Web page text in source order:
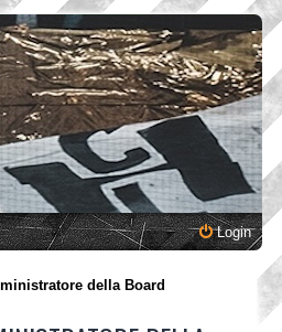
Login
della Board